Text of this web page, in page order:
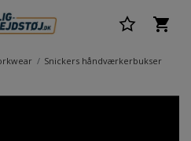
Snickers håndværkerbukser